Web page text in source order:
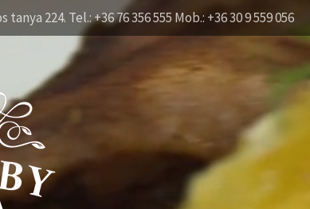
224. Tel.: +36 76 356 555 Mob.: +36 30 9 559 056